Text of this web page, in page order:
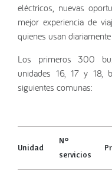
eléctricos, nuevas
mejor experiencia de
quienes usan
Los primeros 300
unidades 16, 17 y 18,
siguientes comunas:
Unidad
N°
servicios